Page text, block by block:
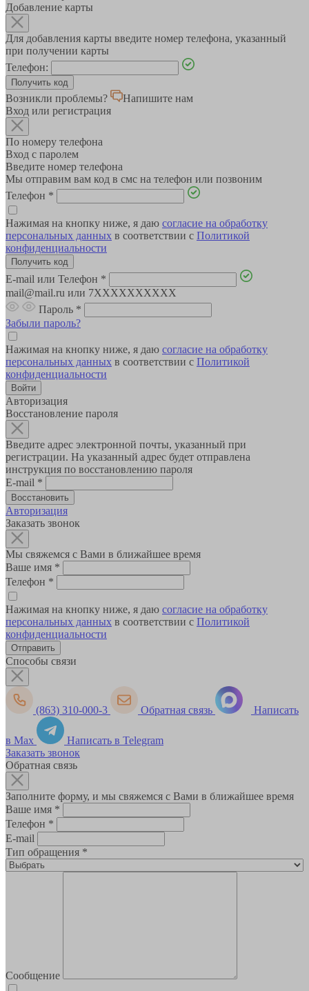
Добавление карты
Для добавления карты введите номер телефона, указанный
при получении карты
Телефон:
Возникли проблемы?
Напишите нам
Вход или регистрация
По номеру телефона
Вход с паролем
Введите номер телефона
Мы отправим вам код в смс на телефон или позвоним
Телефон *
Нажимая на кнопку ниже, я даю согласие на обработку
персональных данных в соответствии с Политикой
конфиденциальности
E-mail или Телефон *
mail@mail.ru или 7XXXXXXXXXX
Пароль *
Забыли пароль?
Нажимая на кнопку ниже, я даю согласие на обработку
персональных данных в соответствии с Политикой
конфиденциальности
Авторизация
Восстановление пароля
Введите адрес электронной почты, указанный при
регистрации. На указанный адрес будет отправлена
инструкция по восстановлению пароля
E-mail *
Авторизация
Заказать звонок
Мы свяжемся с Вами в ближайшее время
Ваше имя *
Телефон *
Нажимая на кнопку ниже, я даю согласие на обработку
персональных данных в соответствии с Политикой
конфиденциальности
Способы связи
(863) 310-000-3 Обратная связь Написать
в Max
Написать в Telegram
Заказать звонок
Обратная связь
Заполните форму, и мы свяжемся с Вами в ближайшее время
Ваше имя *
Телефон *
E-mail
Тип обращения *
Сообщение